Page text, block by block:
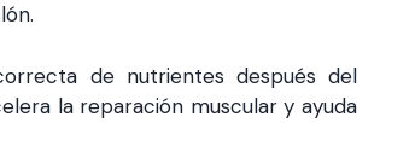
de nutrientes después del
la reparación muscular y ayuda